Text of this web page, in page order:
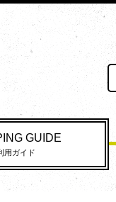
GUIDE
用ガイド